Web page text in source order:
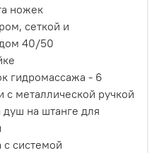
ножек
сеткой и
40/50
гидромассажа - 6
с металлической ручкой
на штанге для
системой